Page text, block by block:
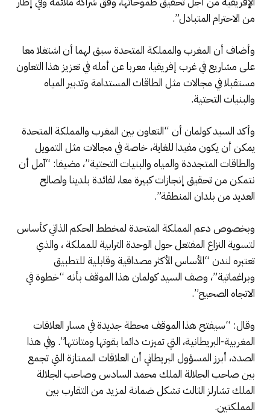
من الاحترام المتبادل”.
وأضاف أن المغرب والمملكة المتحدة سبق لهما أن اشتغلا معا
على مشاريع في غرب إفريقيا، معربا عن أمله في تعزيز هذا التعاون
مستقبلا في مجالات مثل الطاقات المستدامة وتدبير المياه
والبنيات التحتية.
وأكد السيد كولمان أن “التعاون بين المغرب والمملكة المتحدة
يمكن أن يكون مفيدا للغاية، خاصة في مجالات مثل التمويل
والطاقات المتجددة والمياه والبنيات التحتية”، مضيفا: “آمل أن
نتمكن من تحقيق إنجازات كبيرة معا، لفائدة بلدينا ولصالح
العديد من بلدان المنطقة”.
وبخصوص دعم المملكة المتحدة لمخطط الحكم الذاتي كأساس
لتسوية النزاع المفتعل حول الوحدة الترابية للمملكة ، والذي
تعتبره لندن “الأساس الأكثر مصداقية وقابلية للتطبيق
وبراغماتية”، وصف السيد كولمان هذا الموقف بأنه “خطوة في
الاتجاه الصحيح”.
وقال: “سيفتح هذا الموقف محطة جديدة في مسار العلاقات
المغربية-البريطانية، التي تميزت دائما بقوتها ومتانتها”. وفي هذا
الصدد، أبرز المسؤول البريطاني أن العلاقات الممتازة التي تجمع
بين صاحب الجلالة الملك محمد السادس وصاحب الجلالة
الملك تشارلز الثالث تشكل ضمانة لمزيد من التقارب بين
المملكتين.